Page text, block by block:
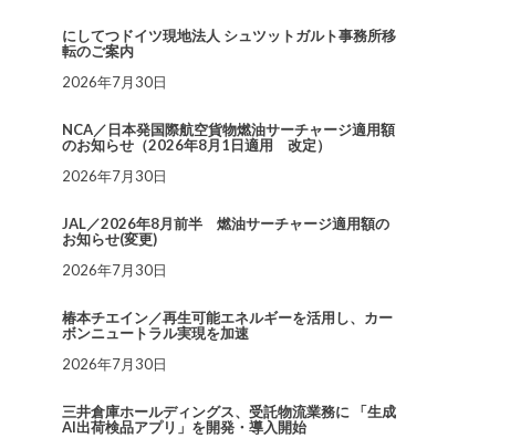
にしてつドイツ現地法人 シュツットガルト事務所移
転のご案内
2026年7月30日
NCA／日本発国際航空貨物燃油サーチャージ適用額
のお知らせ（2026年8月1日適用 改定）
2026年7月30日
JAL／2026年8月前半 燃油サーチャージ適用額の
お知らせ(変更)
2026年7月30日
椿本チエイン／再生可能エネルギーを活用し、カー
ボンニュートラル実現を加速
2026年7月30日
三井倉庫ホールディングス、受託物流業務に 「生成
AI出荷検品アプリ」を開発・導入開始